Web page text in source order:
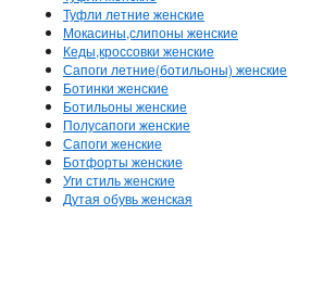
Туфли летние женские
Мокасины,слипоны женские
Кеды,кроссовки женские
Сапоги летние(ботильоны) женские
Ботинки женские
Ботильоны женские
Полусапоги женские
Сапоги женские
Ботфорты женские
Уги стиль женские
Дутая обувь женская